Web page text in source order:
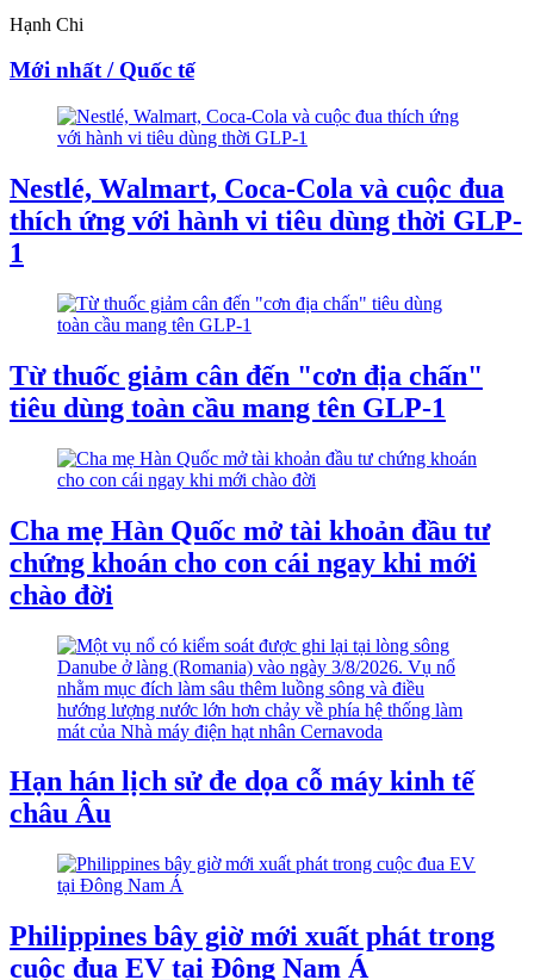
Hạnh Chi
Mới nhất / Quốc tế
Nestlé, Walmart, Coca-Cola và cuộc đua
thích ứng với hành vi tiêu dùng thời GLP-
1
Từ thuốc giảm cân đến "cơn địa chấn"
tiêu dùng toàn cầu mang tên GLP-1
Cha mẹ Hàn Quốc mở tài khoản đầu tư
chứng khoán cho con cái ngay khi mới
chào đời
Hạn hán lịch sử đe dọa cỗ máy kinh tế
châu Âu
Philippines bây giờ mới xuất phát trong
cuộc đua EV tại Đông Nam Á